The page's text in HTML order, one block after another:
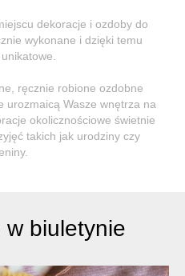
dekoracje i ozdoby do
wykonane i dzięki temu
ręcznie robione ozdobne
urozmaicą Wasze wnętrza na
okolicznościowe świetnie
takich jak urodziny czy
biuletynie